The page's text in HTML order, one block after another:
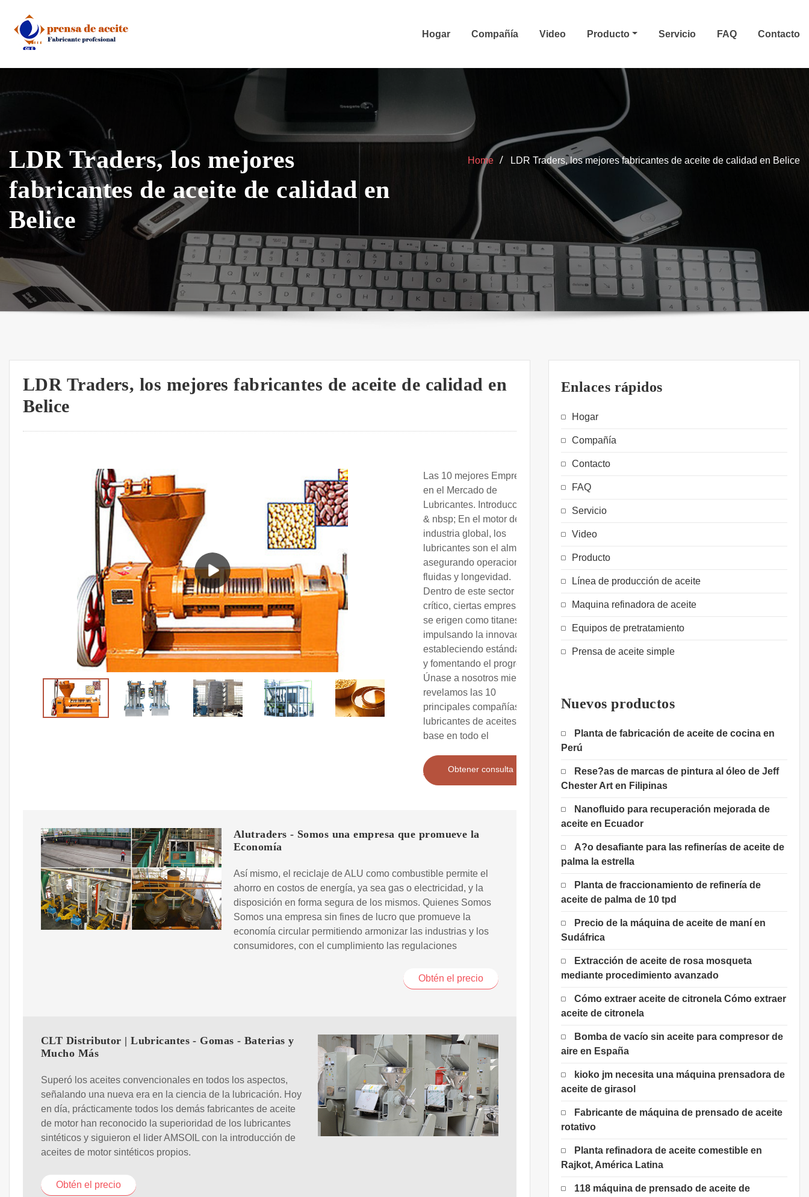
content
Hogar Compañía Video Producto Servicio FAQ Contacto
LDR Traders, los mejores
fabricantes de aceite de calidad en
Belice
Home LDR Traders, los mejores fabricantes de aceite de calidad en Belice
LDR Traders, los mejores fabricantes de aceite de calidad en
Belice
Las 10 mejores Empresas
en el Mercado de
Lubricantes. Introducción
& nbsp; En el motor de la
industria global, los
lubricantes son el alma,
asegurando operaciones
fluidas y longevidad.
Dentro de este sector
crítico, ciertas empresas
se erigen como titanes,
impulsando la innovación,
estableciendo estándares
y fomentando el progreso.
Únase a nosotros mientras
revelamos las 10
principales compañías de
lubricantes de aceites
base en todo el
Obtener consulta
Alutraders - Somos una empresa que promueve la
Economía
Así mismo, el reciclaje de ALU como combustible permite el
ahorro en costos de energía, ya sea gas o electricidad, y la
disposición en forma segura de los mismos. Quienes Somos
Somos una empresa sin fines de lucro que promueve la
economía circular permitiendo armonizar las industrias y los
consumidores, con el cumplimiento las regulaciones
Obtén el precio
CLT Distributor | Lubricantes - Gomas - Baterias y
Mucho Más
Superó los aceites convencionales en todos los aspectos,
señalando una nueva era en la ciencia de la lubricación. Hoy
en día, prácticamente todos los demás fabricantes de aceite
de motor han reconocido la superioridad de los lubricantes
sintéticos y siguieron el lider AMSOIL con la introducción de
aceites de motor sintéticos propios.
Obtén el precio
Enlaces rápidos
Hogar
Compañía
Contacto
FAQ
Servicio
Video
Producto
Línea de producción de aceite
Maquina refinadora de aceite
Equipos de pretratamiento
Prensa de aceite simple
Nuevos productos
Planta de fabricación de aceite de cocina en
Perú
Rese?as de marcas de pintura al óleo de Jeff
Chester Art en Filipinas
Nanofluido para recuperación mejorada de
aceite en Ecuador
A?o desafiante para las refinerías de aceite de
palma la estrella
Planta de fraccionamiento de refinería de
aceite de palma de 10 tpd
Precio de la máquina de aceite de maní en
Sudáfrica
Extracción de aceite de rosa mosqueta
mediante procedimiento avanzado
Cómo extraer aceite de citronela Cómo extraer
aceite de citronela
Bomba de vacío sin aceite para compresor de
aire en España
kioko jm necesita una máquina prensadora de
aceite de girasol
Fabricante de máquina de prensado de aceite
rotativo
Planta refinadora de aceite comestible en
Rajkot, América Latina
118 máquina de prensado de aceite de